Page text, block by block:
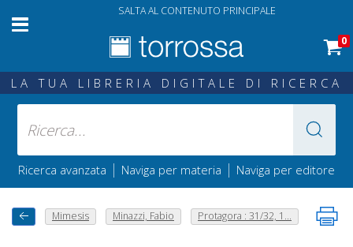
SALTA AL CONTENUTO PRINCIPALE
0
LA TUA LIBRERIA DIGITALE DI RICERCA
Ricerca avanzata | Naviga per materia | Naviga per editore
Mimesis Minazzi, Fabio Protagora : 31/32, 1...